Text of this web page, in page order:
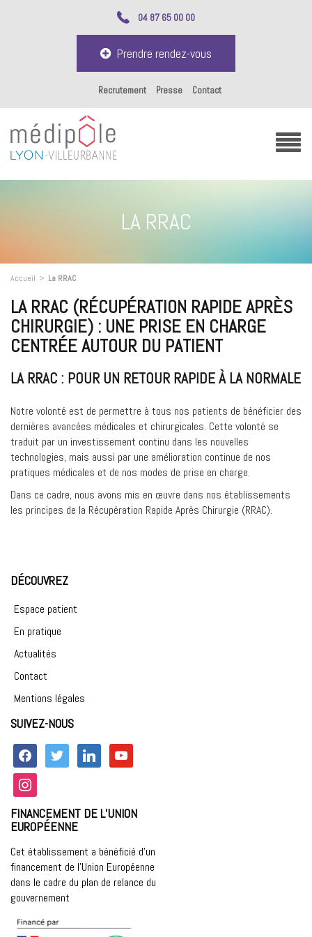
04 87 65 00 00
Prendre rendez-vous
Recrutement Presse Contact
LA RRAC
Accueil > La RRAC
LA RRAC (RÉCUPÉRATION RAPIDE APRÈS
CHIRURGIE) : UNE PRISE EN CHARGE
CENTRÉE AUTOUR DU PATIENT
LA RRAC : POUR UN RETOUR RAPIDE À LA NORMALE
Notre volonté est de permettre à tous nos patients de bénéficier des
dernières avancées médicales et chirurgicales. Cette volonté se
traduit par un investissement continu dans les nouvelles
technologies, mais aussi par une amélioration continue de nos
pratiques médicales et de nos modes de prise en charge.
Dans ce cadre, nous avons mis en œuvre dans nos établissements
les principes de la Récupération Rapide Après Chirurgie (RRAC).
DÉCOUVREZ
Espace patient
En pratique
Actualités
Contact
Mentions légales
SUIVEZ-NOUS
facebook twitter linkedin
youtube
instagram
FINANCEMENT DE L’UNION
EUROPÉENNE
Cet établissement a bénéficié d’un
financement de l’Union Européenne
dans le cadre du plan de relance du
gouvernement